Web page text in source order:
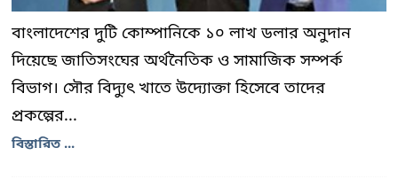
বাংলাদেশের দুটি কোম্পানিকে ১০ লাখ ডলার অনুদান
দিয়েছে জাতিসংঘের অর্থনৈতিক ও সামাজিক সম্পর্ক
বিভাগ। সৌর বিদ্যুৎ খাতে উদ্যোক্তা হিসেবে তাদের
প্রকল্পের...
বিস্তারিত ...